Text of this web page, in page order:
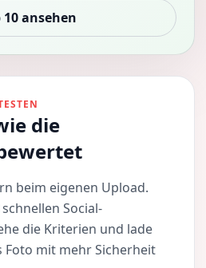
10 ansehen
die
beim eigenen Upload.
Social-
die Kriterien und lade
Foto mit mehr Sicherheit